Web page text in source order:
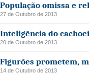
População omissa e
27 de Outubro de 2013
Inteligência do
20 de Outubro de 2013
Figurões prometem,
14 de Outubro de 2013